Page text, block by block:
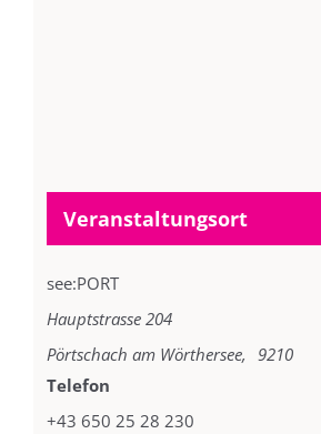
Veranstaltungsort
see:PORT
Hauptstrasse 204
Pörtschach am Wörthersee, 9210
Telefon
+43 650 25 28 230